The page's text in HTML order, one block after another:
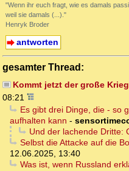
"Wenn ihr euch fragt, wie es damals
weil sie damals (...)."
Henryk Broder
antworten
gesamter Thread:
Kommt jetzt der große
08:21
Es gibt drei Dinge, die - so
aufhalten kann -
Und der lachende Dritte:
Selbst die Attacke auf die
12.06.2025, 13:40
Was ist, wenn Russland